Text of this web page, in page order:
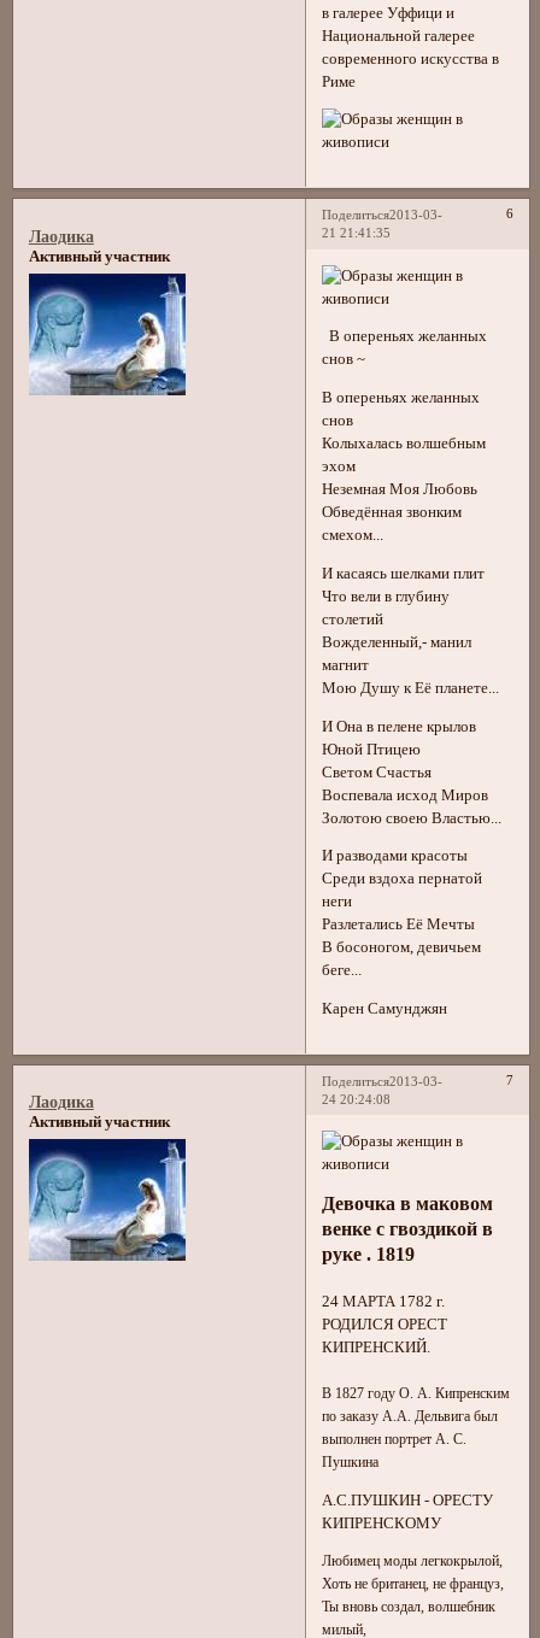
в галерее Уффици и
Национальной галерее
современного искусства в
Риме
Поделиться 6
2013-03-
21 21:41:35
Лаодика
Активный участник
В опереньях желанных
снов ~
В опереньях желанных
снов
Колыхалась волшебным
эхом
Неземная Моя Любовь
Обведённая звонким
смехом...
И касаясь шелками плит
Что вели в глубину
столетий
Вожделенный,- манил
магнит
Мою Душу к Её планете...
И Она в пелене крылов
Юной Птицею
Светом Счастья
Воспевала исход Миров
Золотою своею Властью...
И разводами красоты
Среди вздоха пернатой
неги
Разлетались Её Мечты
В босоногом, девичьем
беге...
Карен Самунджян
Поделиться 7
2013-03-
24 20:24:08
Лаодика
Активный участник
Девочка в маковом
венке с гвоздикой в
руке . 1819
24 МАРТА 1782 г.
РОДИЛСЯ ОРЕСТ
КИПРЕНСКИЙ.
В 1827 году О. А. Кипренским
по заказу А.А. Дельвига был
выполнен портрет А. С.
Пушкина
А.С.ПУШКИН - ОРЕСТУ
КИПРЕНСКОМУ
Любимец моды легкокрылой,
Хоть не британец, не француз,
Ты вновь создал, волшебник
милый,